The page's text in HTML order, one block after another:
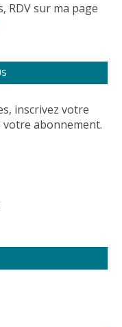
RDV sur ma page
inscrivez votre
votre abonnement.
Twitter
sur Instagram